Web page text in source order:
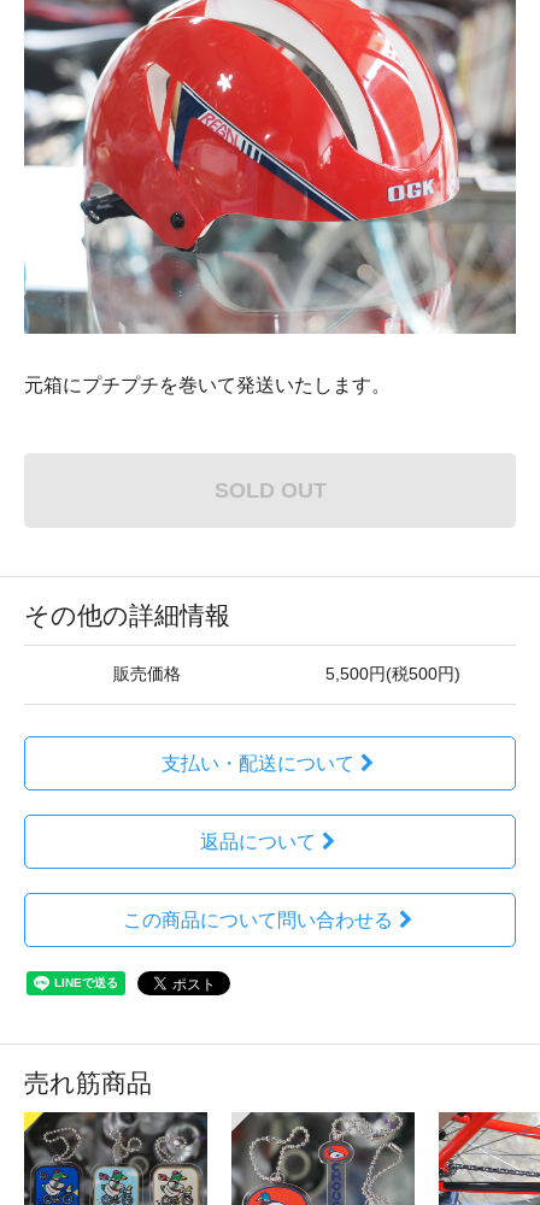
元箱にプチプチを巻いて発送いたします。
SOLD OUT
その他の詳細情報
販売価格 5,500円(税500円)
支払い・配送について
返品について
この商品について問い合わせる
売れ筋商品